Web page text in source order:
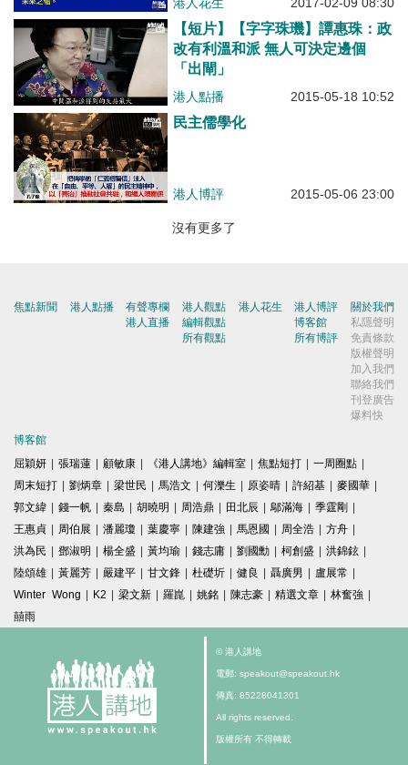
港人花生 2017-02-09 08:30
【短片】【字字珠璣】譚惠珠：政
改有利溫和派 無人可決定邊個
「出閘」
港人點播 2015-05-18 10:52
民主儒學化
港人博評 2015-05-06 23:00
沒有更多了
焦點新聞 港人點播
有聲專欄
港人直播
港人觀點
編輯觀點
所有觀點
港人花生
港人博評
博客館
所有博評
關於我們
私隱聲明
免責條款
版權聲明
加入我們
聯絡我們
刊登廣告
爆料快
博客館
屈穎妍
張瑞蓮 顧敏康 《港人講地》編輯室 焦點短打 一周圈點
周末短打
劉炳章 梁世民 馬浩文 何濼生 原姿晴 許紹基 麥國華
郭文緯
錢一帆 秦島 胡曉明 周浩鼎 田北辰 鄔滿海 季霆剛
王惠貞
周伯展 潘麗瓊 葉慶寧 陳建強 馬恩國 周全浩 方舟
洪為民
鄧淑明 楊全盛 黃均瑜 錢志庸 劉國勳 柯創盛 洪錦鉉
陸頌雄
黃麗芳 嚴建平 甘文鋒 杜礎圻 健良 聶廣男 盧展常
Winter Wong
K2 梁文新 羅崑 姚銘 陳志豪 精選文章 林奮強
囍雨
© 港人講地
電郵: speakout@speakout.hk
傳真: 85228041301
All rights reserved.
版權所有 不得轉載